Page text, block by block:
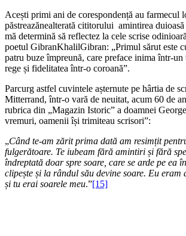
Acești primi ani de corespondență au farmecul
păstreazănealterată cititorului amintirea
mă determină să reflectez la cele scrise
poetul GibranKhalilGibran: „Primul sărut este
patru buze împreună, care preface inima într-
rege și fidelitatea într-o coroană”.
Parcurg astfel cuvintele așternute pe hârtia de
Mitterrand, într-o vară de neuitat, acum 60 de
rubrica din „Magazin Istoric” a doamnei
vremuri, oamenii își trimiteau scrisori”:
„Când te-am zărit prima dată am resimțit
fulgerătoare. Te iubeam fără amintiri și fără
îndreptată doar spre soare, care se arde pe ea
clipește și la rândul său devine soare. Eu eram
și tu erai soarele meu.”[15]